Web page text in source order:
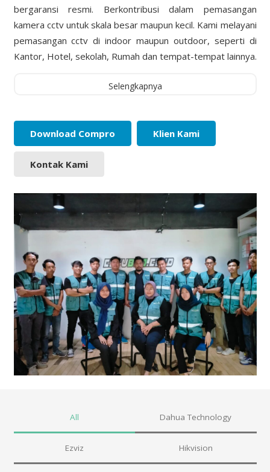
bergaransi resmi. Berkontribusi dalam pemasangan
kamera cctv untuk skala besar maupun kecil. Kami melayani
pemasangan cctv di indoor maupun outdoor, seperti di
Kantor, Hotel, sekolah, Rumah dan tempat-tempat lainnya.
Selengkapnya
Download Compro Klien Kami
Kontak Kami
All Dahua Technology
Ezviz Hikvision